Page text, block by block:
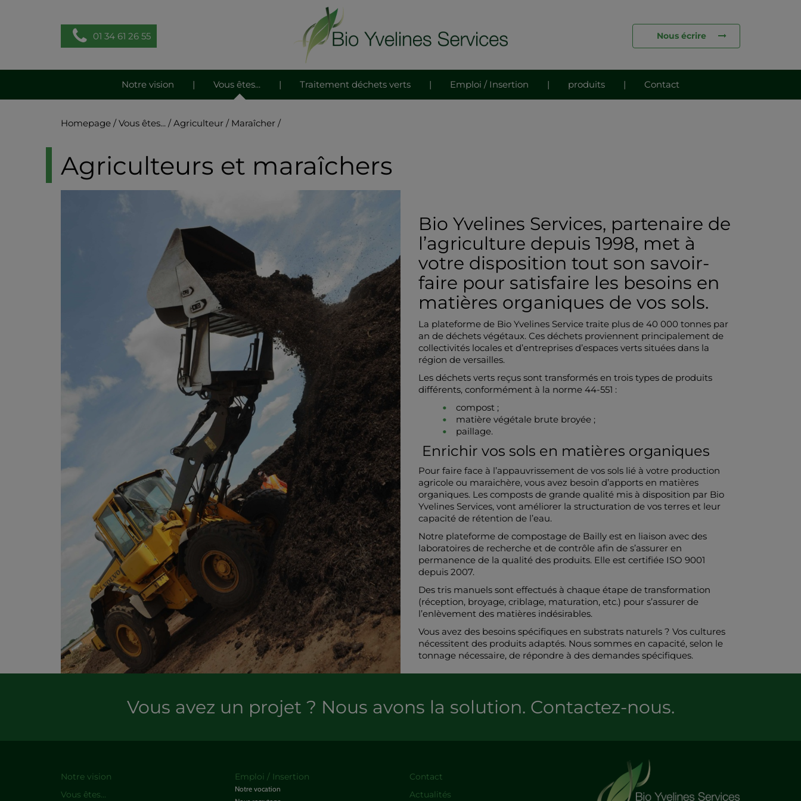
01 34 61 26 55 Nous écrire
Notre vision | Vous êtes... | Traitement déchets verts | Emploi / Insertion | produits | Contact
Homepage / Vous êtes... / Agriculteur / Maraîcher /
Agriculteurs et maraîchers
Bio Yvelines Services, partenaire de
l’agriculture depuis 1998, met à
votre disposition tout son savoir-
faire pour satisfaire les besoins en
matières organiques de vos sols.
La plateforme de Bio Yvelines Service traite plus de 40 000 tonnes par
an de déchets végétaux. Ces déchets proviennent principalement de
collectivités locales et d’entreprises d’espaces verts situées dans la
région de versailles.
Les déchets verts reçus sont transformés en trois types de produits
différents, conformément à la norme 44-551 :
compost ;
matière végétale brute broyée ;
paillage.
Enrichir vos sols en matières organiques
Pour faire face à l’appauvrissement de vos sols lié à votre production
agricole ou maraichère, vous avez besoin d’apports en matières
organiques. Les composts de grande qualité mis à disposition par Bio
Yvelines Services, vont améliorer la structuration de vos terres et leur
capacité de rétention de l’eau.
Notre plateforme de compostage de Bailly est en liaison avec des
laboratoires de recherche et de contrôle afin de s’assurer en
permanence de la qualité des produits. Elle est certifiée ISO 9001
depuis 2007.
Des tris manuels sont effectués à chaque étape de transformation
(réception, broyage, criblage, maturation, etc.) pour s’assurer de
l’enlèvement des matières indésirables.
Vous avez des besoins spécifiques en substrats naturels ? Vos cultures
nécessitent des produits adaptés. Nous sommes en capacité, selon le
tonnage nécessaire, de répondre à des demandes spécifiques.
Vous avez un projet ? Nous avons la solution. Contactez-nous.
Notre vision
Vous êtes...
Emploi / Insertion
Notre vocation
Contact
Actualités